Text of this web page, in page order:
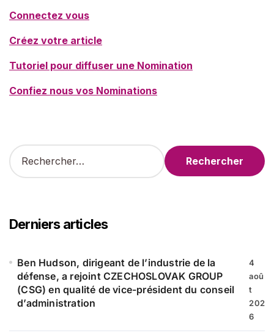
Connectez vous
Créez votre article
Tutoriel pour diffuser une Nomination
Confiez nous vos Nominations
R
e
r
c
e
Derniers articles
Ben Hudson, dirigeant de l’industrie de la
défense, a rejoint CZECHOSLOVAK GROUP
(CSG) en qualité de vice-président du conseil
d’administration
4
aoû
t
202
6